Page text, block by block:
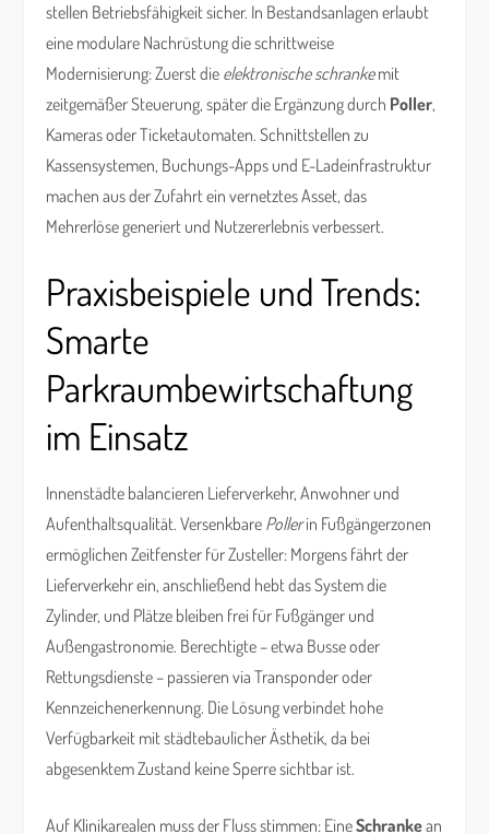
stellen Betriebsfähigkeit sicher. In Bestandsanlagen erlaubt
eine modulare Nachrüstung die schrittweise
Modernisierung: Zuerst die elektronische schrankemit
zeitgemäßer Steuerung, später die Ergänzung durch Poller,
Kameras oder Ticketautomaten. Schnittstellen zu
Kassensystemen, Buchungs-Apps und E-Ladeinfrastruktur
machen aus der Zufahrt ein vernetztes Asset, das
Mehrerlöse generiert und Nutzererlebnis verbessert.
Praxisbeispiele und Trends:
Smarte
Parkraumbewirtschaftung
im Einsatz
Innenstädte balancieren Lieferverkehr, Anwohner und
Aufenthaltsqualität. Versenkbare Pollerin Fußgängerzonen
ermöglichen Zeitfenster für Zusteller: Morgens fährt der
Lieferverkehr ein, anschließend hebt das System die
Zylinder, und Plätze bleiben frei für Fußgänger und
Außengastronomie. Berechtigte – etwa Busse oder
Rettungsdienste – passieren via Transponder oder
Kennzeichenerkennung. Die Lösung verbindet hohe
Verfügbarkeit mit städtebaulicher Ästhetik, da bei
abgesenktem Zustand keine Sperre sichtbar ist.
Auf Klinikarealen muss der Fluss stimmen: EineSchrankean